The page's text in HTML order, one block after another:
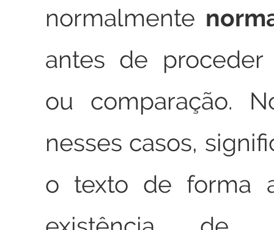
normalmente
antes de
ou comparação.
nesses casos,
o texto de forma